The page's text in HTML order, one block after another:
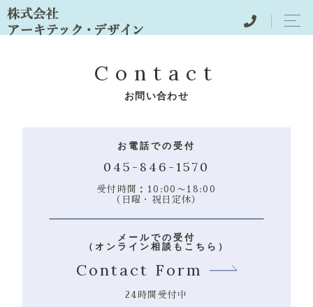
Contact
お問い合わせ
お電話での受付
045-846-1570
受付時間：10:00〜18:00
（日曜・祝日定休）
メールでの受付
（オンライン相談もこちら）
Contact Form
24時間受付中